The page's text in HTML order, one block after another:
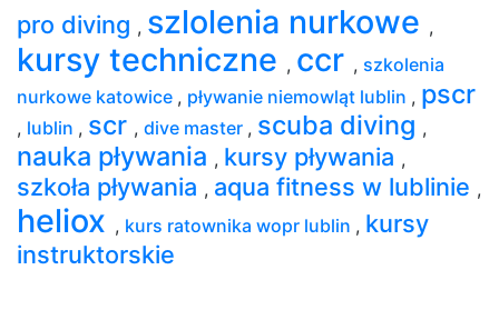
pro diving , szlolenia nurkowe ,
kursy techniczne , ccr , szkolenia
nurkowe katowice , pływanie niemowląt lublin , pscr
, lublin , scr , dive master , scuba diving ,
nauka pływania , kursy pływania ,
szkoła pływania , aqua fitness w lublinie ,
heliox , kurs ratownika wopr lublin , kursy
instruktorskie